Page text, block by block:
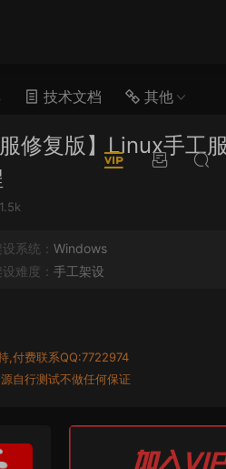
技术文档 其他
修复版】Linux手工
1.5k
系统： Windows
难度： 手工架设
,付费联系QQ:7722974
自行测试不做任何保证